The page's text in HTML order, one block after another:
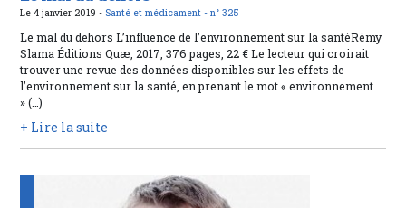
Le 4 janvier 2019 - Santé et médicament -n° 325
Le mal du dehors L’influence de l’environnement sur la santéRémy
Slama Éditions Quæ, 2017, 376 pages, 22 € Le lecteur qui croirait
trouver une revue des données disponibles sur les effets de
l’environnement sur la santé, en prenant le mot « environnement
» (…)
+ Lire la suite